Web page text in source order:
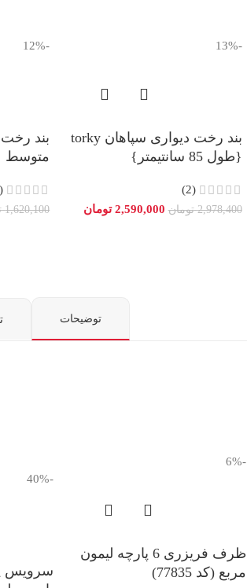
-13%
بند رخت دیواری سپاهان torky
{طول 85 سانتیمتر}
(2)
2,978,400 تومان 2,590,000 تومان
-12%
بند رخت
متوسط
(1)
1,620,100
توضیحات
-6%
ظرف فریزری 6 پارچه لیمون
مربع (کد 77835)
-40%